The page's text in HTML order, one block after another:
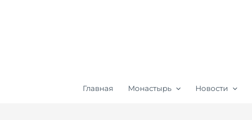
Главная Монастырь Новости